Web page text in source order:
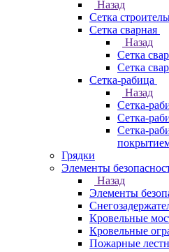
Назад
Сетка
Сетка сварная
Назад
Сетка
Сетка
Сетка-рабица
Назад
Сетка-
Сетка-
Сетка-
Грядки
Элементы
Назад
Элементы
Кровельные
Кровельные
Пожарные